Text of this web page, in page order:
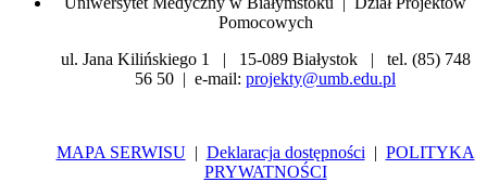
Pomocowych
ul. Jana Kilińskiego 1 | 15-089 Białystok | tel. (85) 748
56 50 | e-mail: projekty@umb.edu.pl
MAPA SERWISU| Deklaracja dostępności | POLITYKA
PRYWATNOŚCI